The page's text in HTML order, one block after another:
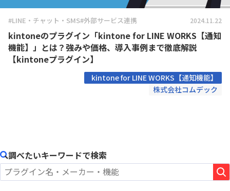
#LINE・チャット・SMS#外部サービス連携 2024.11.22
kintoneのプラグイン「kintone for LINE WORKS【通知
機能】」とは？強みや価格、導入事例まで徹底解説
【kintoneプラグイン】
kintone for LINE WORKS【通知機能】
株式会社コムデック
調べたいキーワードで検索